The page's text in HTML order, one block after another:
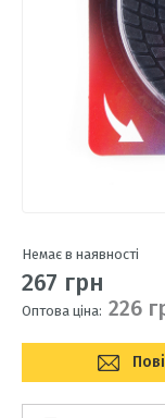
Немає в наявності
267 грн
Оптова ціна: 226